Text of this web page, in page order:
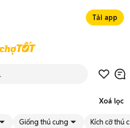
Tải app
Xoá lọc
Giống thú cưng Kích cỡ thú